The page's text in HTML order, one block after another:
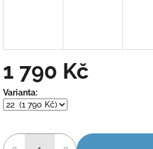
1 790 Kč
Měrná
cena:
Varianta: